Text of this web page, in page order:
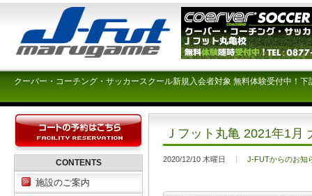
クーバー・コーチング・サッカースクール新規入会者対象 無料体験受付中！
Ｊフット丸亀 2021年1月
2020/12/10 木曜日 J-FUTからのお知
CONTENTS
施設のご案内